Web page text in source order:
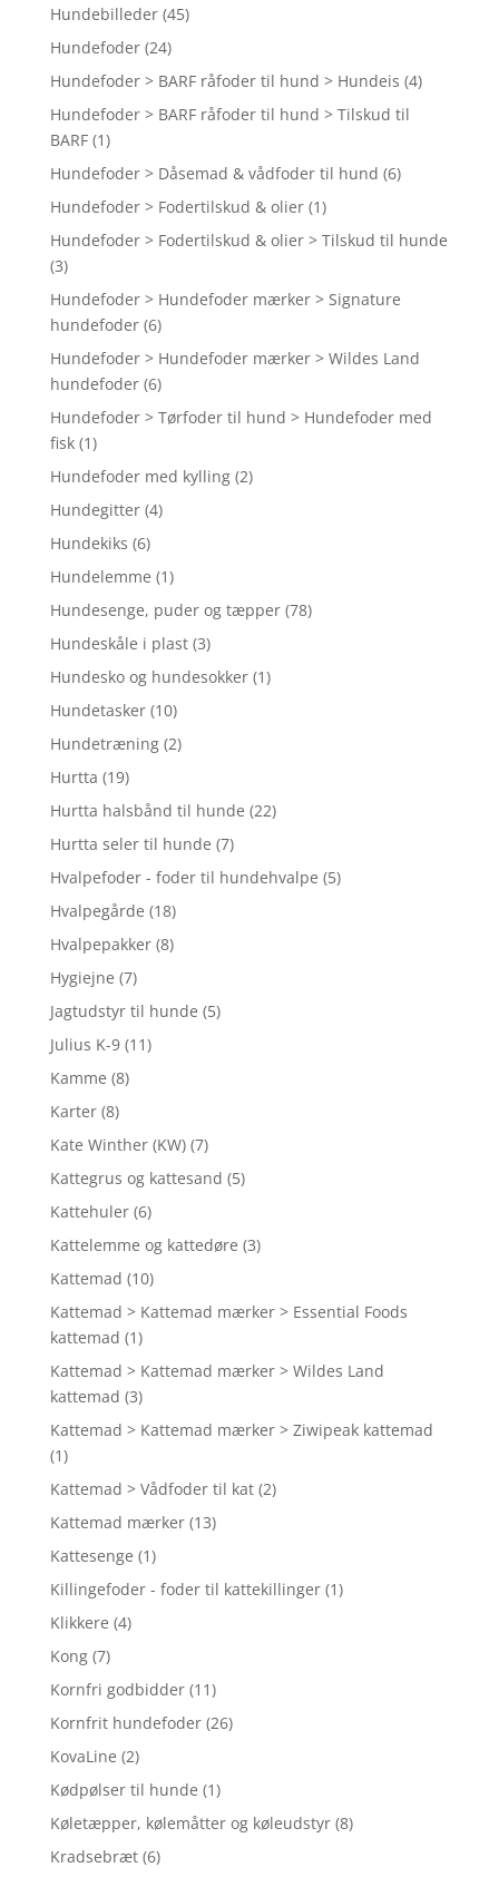
Hundebilleder (45)
Hundefoder (24)
Hundefoder > BARF råfoder til hund > Hundeis (4)
Hundefoder > BARF råfoder til hund > Tilskud til
BARF (1)
Hundefoder > Dåsemad & vådfoder til hund (6)
Hundefoder > Fodertilskud & olier (1)
Hundefoder > Fodertilskud & olier > Tilskud til hunde
(3)
Hundefoder > Hundefoder mærker > Signature
hundefoder (6)
Hundefoder > Hundefoder mærker > Wildes Land
hundefoder (6)
Hundefoder > Tørfoder til hund > Hundefoder med
fisk (1)
Hundefoder med kylling (2)
Hundegitter (4)
Hundekiks (6)
Hundelemme (1)
Hundesenge, puder og tæpper (78)
Hundeskåle i plast (3)
Hundesko og hundesokker (1)
Hundetasker (10)
Hundetræning (2)
Hurtta (19)
Hurtta halsbånd til hunde (22)
Hurtta seler til hunde (7)
Hvalpefoder - foder til hundehvalpe (5)
Hvalpegårde (18)
Hvalpepakker (8)
Hygiejne (7)
Jagtudstyr til hunde (5)
Julius K-9 (11)
Kamme (8)
Karter (8)
Kate Winther (KW) (7)
Kattegrus og kattesand (5)
Kattehuler (6)
Kattelemme og kattedøre (3)
Kattemad (10)
Kattemad > Kattemad mærker > Essential Foods
kattemad (1)
Kattemad > Kattemad mærker > Wildes Land
kattemad (3)
Kattemad > Kattemad mærker > Ziwipeak kattemad
(1)
Kattemad > Vådfoder til kat (2)
Kattemad mærker (13)
Kattesenge (1)
Killingefoder - foder til kattekillinger (1)
Klikkere (4)
Kong (7)
Kornfri godbidder (11)
Kornfrit hundefoder (26)
KovaLine (2)
Kødpølser til hunde (1)
Køletæpper, kølemåtter og køleudstyr (8)
Kradsebræt (6)